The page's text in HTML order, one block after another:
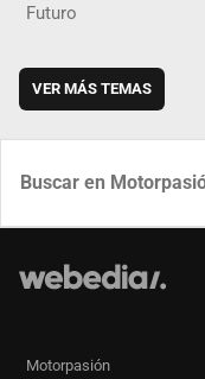
Futuro
VER MÁS TEMAS
Motorpasión